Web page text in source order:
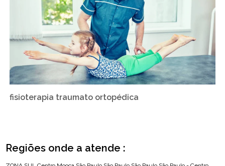
fisioterapia traumato ortopédica
Regiões onde a atende :